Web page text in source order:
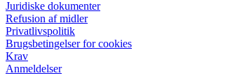
Juridiske dokumenter
Refusion af midler
Privatlivspolitik
Brugsbetingelser for cookies
Krav
Anmeldelser